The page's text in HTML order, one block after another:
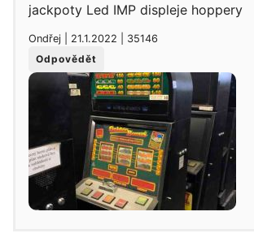
jackpoty Led IMP displeje hoppery
Ondřej | 21.1.2022 | 35146
Odpovědět